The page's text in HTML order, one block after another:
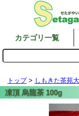
カテゴリ一覧
トップ> しもきた茶苑